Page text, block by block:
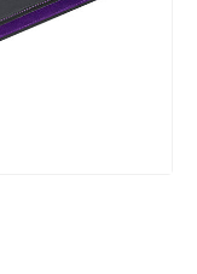
！
！VAIOストア WEEKLY